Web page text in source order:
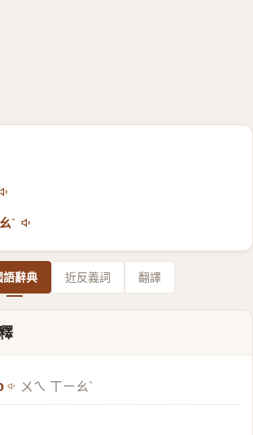
ˋ
語辭典 近反義詞 翻譯
ㄨㄟ ㄒㄧㄠˋ